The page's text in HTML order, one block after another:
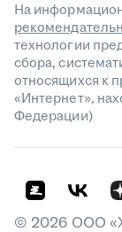
На
технологии
сбора,
относящихся к
«Интернет»,
Федерации)
© 2026 ООО